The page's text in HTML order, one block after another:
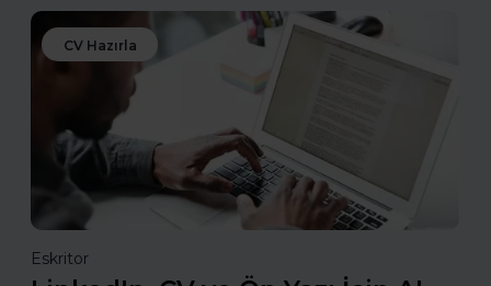
CV Hazırla
Eskritor